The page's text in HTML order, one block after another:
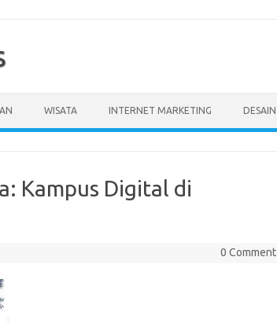
WISATA INTERNET MARKETING DESAIN
Kampus Digital di
0 Comment